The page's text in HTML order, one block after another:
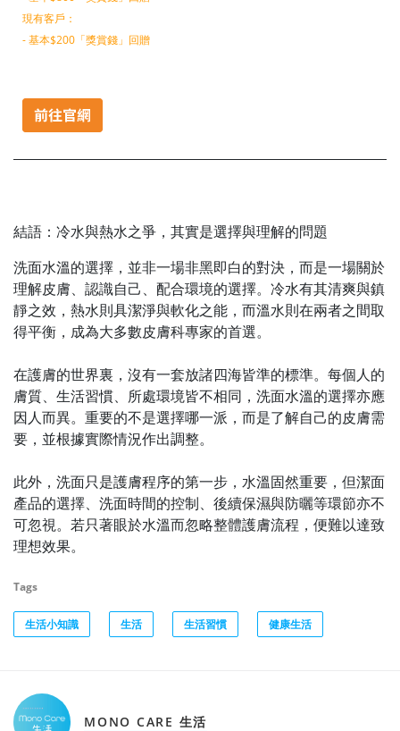
現有客戶：
- 基本$200「獎賞錢」回贈
結語：冷水與熱水之爭，其實是選擇與理解的問題
洗面水溫的選擇，並非一場非黑即白的對決，而是一場關於
理解皮膚、認識自己、配合環境的選擇。冷水有其清爽與鎮
靜之效，熱水則具潔淨與軟化之能，而溫水則在兩者之間取
得平衡，成為大多數皮膚科專家的首選。
在護膚的世界裏，沒有一套放諸四海皆準的標準。每個人的
膚質、生活習慣、所處環境皆不相同，洗面水溫的選擇亦應
因人而異。重要的不是選擇哪一派，而是了解自己的皮膚需
要，並根據實際情況作出調整。
此外，洗面只是護膚程序的第一步，水溫固然重要，但潔面
產品的選擇、洗面時間的控制、後續保濕與防曬等環節亦不
可忽視。若只著眼於水溫而忽略整體護膚流程，便難以達致
理想效果。
Tags
生活小知識 生活 生活習慣 健康生活
MONO CARE 生活